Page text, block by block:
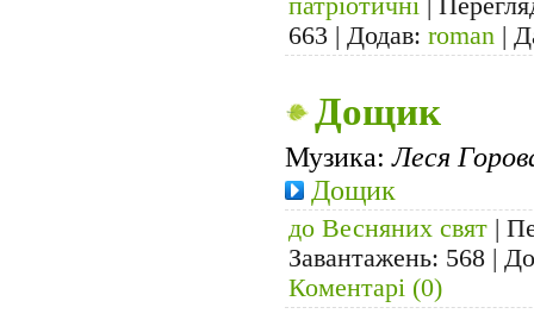
патріотичні |
663 | Додав: roman |
Дощик
Музика: Леся
Дощик
до Весняних свят |
Завантажень: 568 |
Коментарі (0)